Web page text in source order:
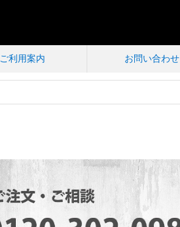
ご利用案内 お問い合わせ